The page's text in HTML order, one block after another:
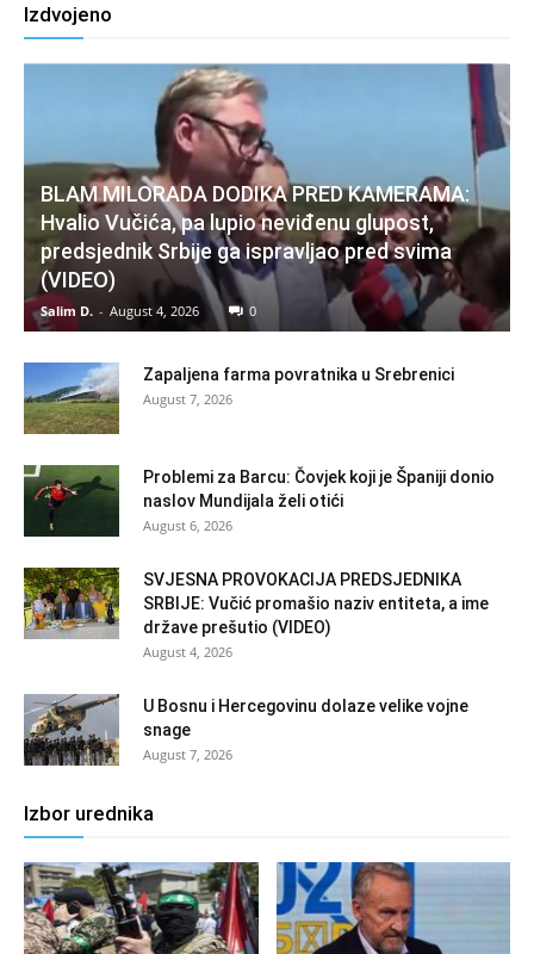
Izdvojeno
BLAM MILORADA DODIKA PRED KAMERAMA:
Hvalio Vučića, pa lupio neviđenu glupost,
predsjednik Srbije ga ispravljao pred svima
(VIDEO)
Salim D. - August 4, 2026 0
Zapaljena farma povratnika u Srebrenici
August 7, 2026
Problemi za Barcu: Čovjek koji je Španiji donio
naslov Mundijala želi otići
August 6, 2026
SVJESNA PROVOKACIJA PREDSJEDNIKA
SRBIJE: Vučić promašio naziv entiteta, a ime
države prešutio (VIDEO)
August 4, 2026
U Bosnu i Hercegovinu dolaze velike vojne
snage
August 7, 2026
Izbor urednika